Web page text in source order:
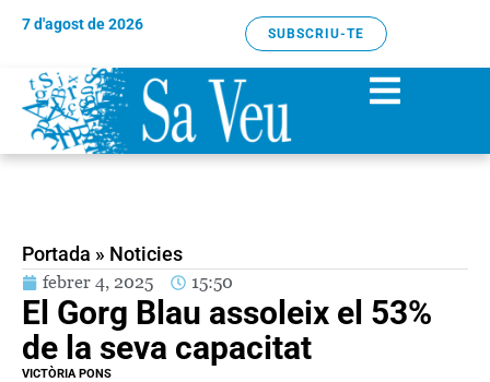
7 d'agost de 2026
SUBSCRIU-TE
Portada » Noticies
febrer 4, 2025 15:50
El Gorg Blau assoleix el 53%
de la seva capacitat
VICTÒRIA PONS